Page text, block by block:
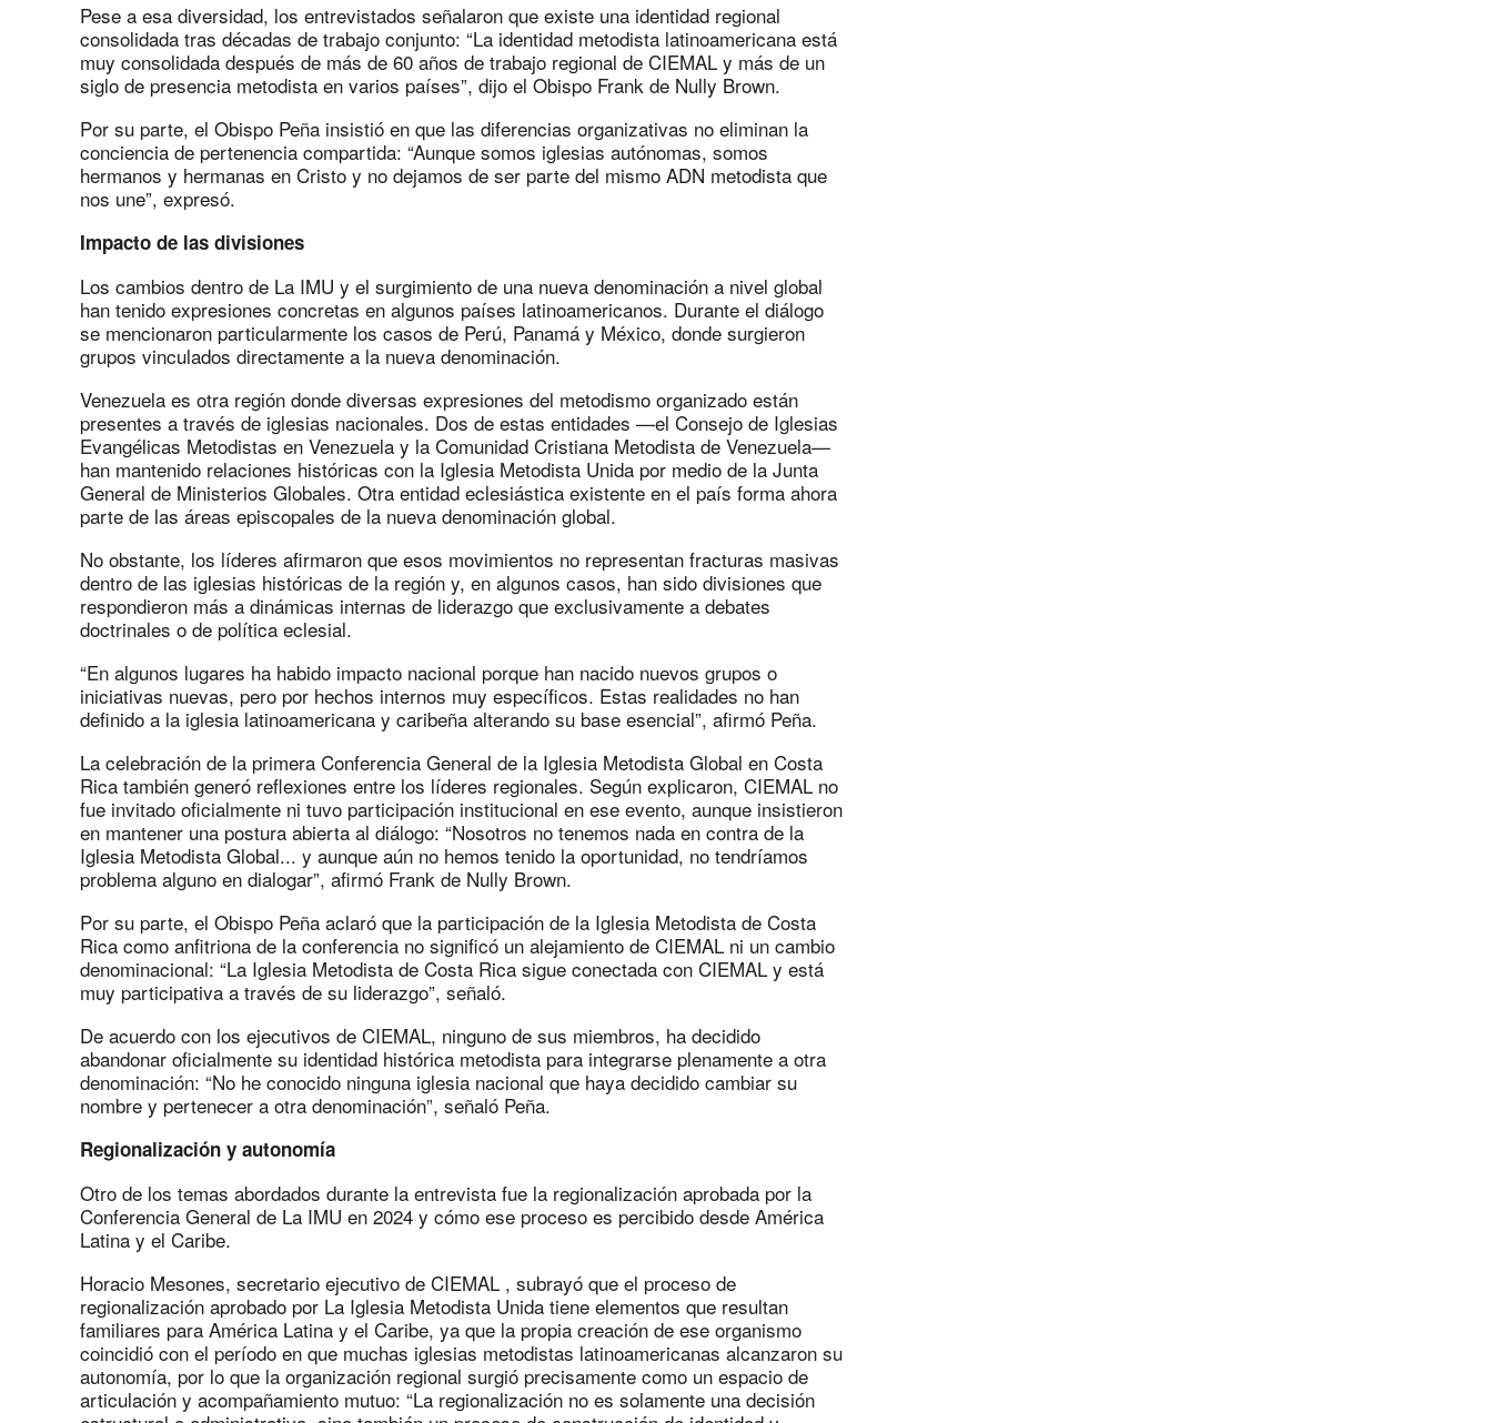
Pese a esa diversidad, los entrevistados señalaron que existe una identidad regional
consolidada tras décadas de trabajo conjunto: “La identidad metodista latinoamericana está
muy consolidada después de más de 60 años de trabajo regional de CIEMAL y más de un
siglo de presencia metodista en varios países”, dijo el Obispo Frank de Nully Brown.
Por su parte, el Obispo Peña insistió en que las diferencias organizativas no eliminan la
conciencia de pertenencia compartida: “Aunque somos iglesias autónomas, somos
hermanos y hermanas en Cristo y no dejamos de ser parte del mismo ADN metodista que
nos une”, expresó.
Impacto de las divisiones
Los cambios dentro de La IMU y el surgimiento de una nueva denominación a nivel global
han tenido expresiones concretas en algunos países latinoamericanos. Durante el diálogo
se mencionaron particularmente los casos de Perú, Panamá y México, donde surgieron
grupos vinculados directamente a la nueva denominación.
Venezuela es otra región donde diversas expresiones del metodismo organizado están
presentes a través de iglesias nacionales. Dos de estas entidades —el Consejo de Iglesias
Evangélicas Metodistas en Venezuela y la Comunidad Cristiana Metodista de Venezuela—
han mantenido relaciones históricas con la Iglesia Metodista Unida por medio de la Junta
General de Ministerios Globales. Otra entidad eclesiástica existente en el país forma ahora
parte de las áreas episcopales de la nueva denominación global.
No obstante, los líderes afirmaron que esos movimientos no representan fracturas masivas
dentro de las iglesias históricas de la región y, en algunos casos, han sido divisiones que
respondieron más a dinámicas internas de liderazgo que exclusivamente a debates
doctrinales o de política eclesial.
“En algunos lugares ha habido impacto nacional porque han nacido nuevos grupos o
iniciativas nuevas, pero por hechos internos muy específicos. Estas realidades no han
definido a la iglesia latinoamericana y caribeña alterando su base esencial”, afirmó Peña.
La celebración de la primera Conferencia General de la Iglesia Metodista Global en Costa
Rica también generó reflexiones entre los líderes regionales. Según explicaron, CIEMAL no
fue invitado oficialmente ni tuvo participación institucional en ese evento, aunque insistieron
en mantener una postura abierta al diálogo: “Nosotros no tenemos nada en contra de la
Iglesia Metodista Global... y aunque aún no hemos tenido la oportunidad, no tendríamos
problema alguno en dialogar”, afirmó Frank de Nully Brown.
Por su parte, el Obispo Peña aclaró que la participación de la Iglesia Metodista de Costa
Rica como anfitriona de la conferencia no significó un alejamiento de CIEMAL ni un cambio
denominacional: “La Iglesia Metodista de Costa Rica sigue conectada con CIEMAL y está
muy participativa a través de su liderazgo”, señaló.
De acuerdo con los ejecutivos de CIEMAL, ninguno de sus miembros, ha decidido
abandonar oficialmente su identidad histórica metodista para integrarse plenamente a otra
denominación: “No he conocido ninguna iglesia nacional que haya decidido cambiar su
nombre y pertenecer a otra denominación”, señaló Peña.
Regionalización y autonomía
Otro de los temas abordados durante la entrevista fue la regionalización aprobada por la
Conferencia General de La IMU en 2024 y cómo ese proceso es percibido desde América
Latina y el Caribe.
Horacio Mesones, secretario ejecutivo de CIEMAL , subrayó que el proceso de
regionalización aprobado por La Iglesia Metodista Unida tiene elementos que resultan
familiares para América Latina y el Caribe, ya que la propia creación de ese organismo
coincidió con el período en que muchas iglesias metodistas latinoamericanas alcanzaron su
autonomía, por lo que la organización regional surgió precisamente como un espacio de
articulación y acompañamiento mutuo: “La regionalización no es solamente una decisión